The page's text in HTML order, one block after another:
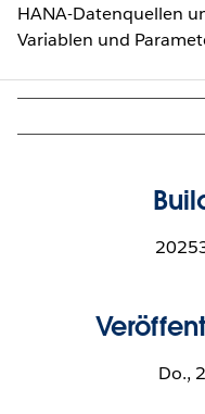
HANA-Datenquellen
Variablen und
Do.,